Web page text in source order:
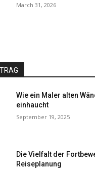
March 31, 2026
Wie ein Maler alten
einhaucht
September 19, 2025
Die Vielfalt der
Reiseplanung